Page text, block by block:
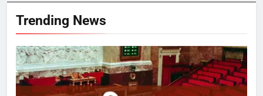
Trending News